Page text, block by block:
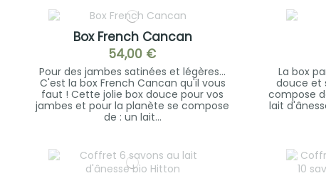
Box French Cancan
54,00 €
Pour des jambes satinées et légères...
C'est la box French Cancan qu'il vous
faut ! Cette jolie box douce pour vos
jambes et pour la planète se compose
de : un lait...
La box
douce et
compose
lait